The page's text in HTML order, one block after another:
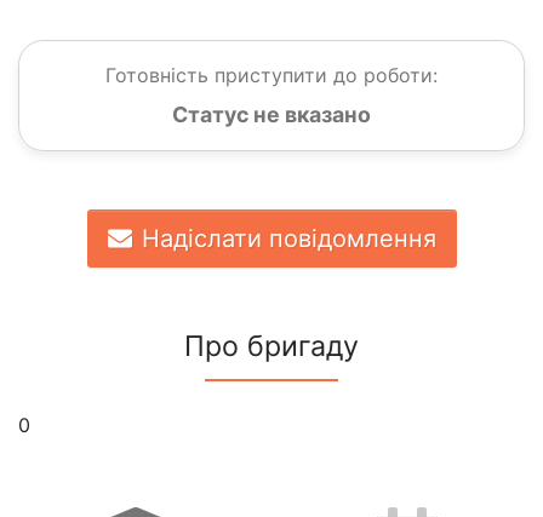
Готовність приступити до роботи:
Статус не вказано
Надіслати повідомлення
Про бригаду
0